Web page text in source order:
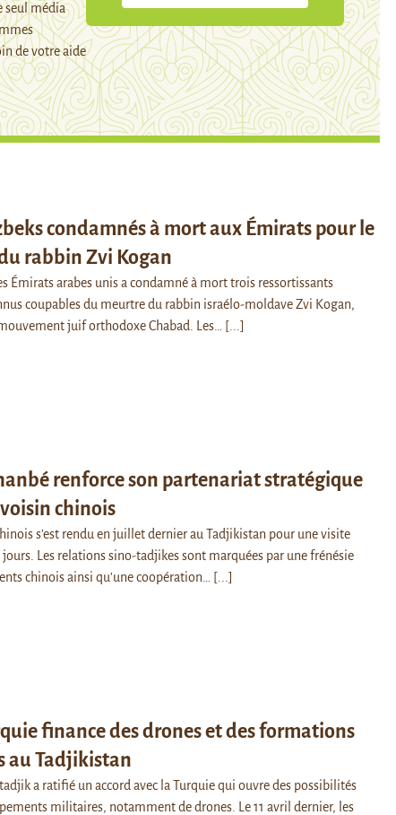
seul média
de votre aide
condamnés à mort aux Émirats pour le
rabbin Zvi Kogan
Émirats arabes unis a condamné à mort trois ressortissants
coupables du meurtre du rabbin israélo-moldave Zvi Kogan,
juif orthodoxe Chabad. Les…
[...]
renforce son partenariat stratégique
chinois
s'est rendu en juillet dernier au Tadjikistan pour une visite
Les relations sino-tadjikes sont marquées par une frénésie
chinois ainsi qu'une coopération…
[...]
finance des drones et des formations
au Tadjikistan
tadjik a ratifié un accord avec la Turquie qui ouvre des possibilités
militaires, notamment de drones. Le 11 avril dernier, les